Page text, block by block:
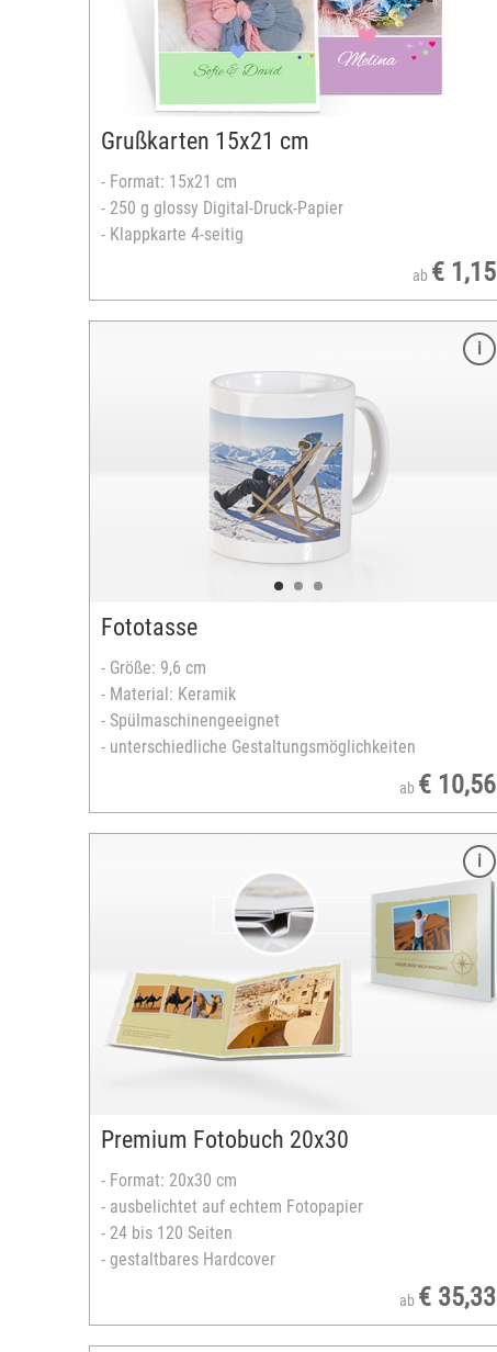
Grußkarten 15x21 cm
- Format: 15x21 cm
- 250 g glossy Digital-Druck-Papier
- Klappkarte 4-seitig
ab € 1,15
Druckbedingt besitzen die Karten einen weißen
Rand
Fototasse
- Größe: 9,6 cm
- Material: Keramik
- Spülmaschinengeeignet
- unterschiedliche Gestaltungsmöglichkeiten
ab € 10,56
Format: 13x18 cm
ausbelichtet auf echtem Fotopapier
Einband: matt foliert oder glänzend lackiert
spezielle Leporello-Bindung
16 bis 72 Seiten
gestaltbares Hardcover
zahlreiche Designvorlagen verfügbar
Premium Fotobuch 20x30
- Format: 20x30 cm
- ausbelichtet auf echtem Fotopapier
- 24 bis 120 Seiten
- gestaltbares Hardcover
ab € 35,33
Format: 20x30 cm
ausbelichtet auf echtem Fotopapier
Oberfläche: matt
Layflat-Bindung
24 bis 120 Seiten
gestaltbares Softcover
zahlreiche Designvorlagen verfügbar